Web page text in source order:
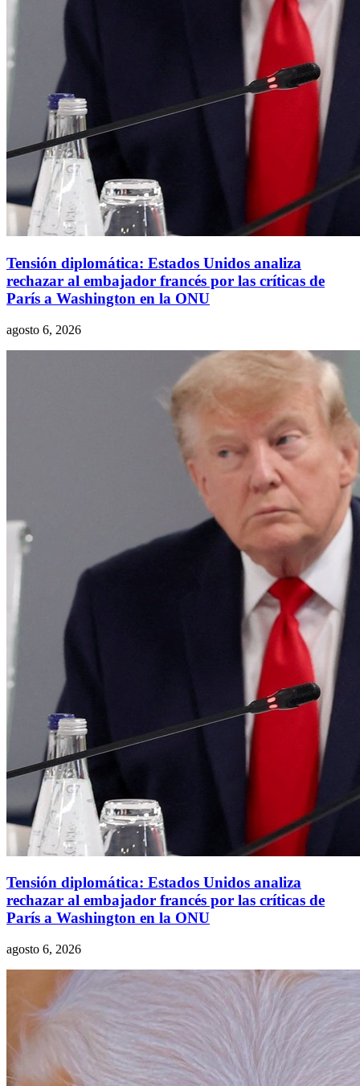
Tensión diplomática: Estados Unidos analiza
rechazar al embajador francés por las críticas de
París a Washington en la ONU
agosto 6, 2026
Tensión diplomática: Estados Unidos analiza
rechazar al embajador francés por las críticas de
París a Washington en la ONU
agosto 6, 2026